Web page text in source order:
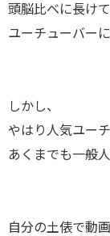
頭脳比べに長け
ユーチューバー
しかし、
やはり人気ユー
あくまでも一般人
自分の土俵で動